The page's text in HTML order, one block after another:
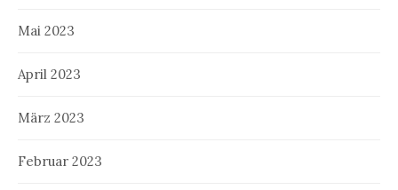
Mai 2023
April 2023
März 2023
Februar 2023